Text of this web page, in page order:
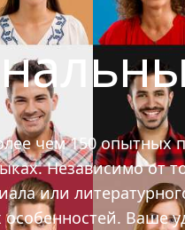
чем 150 опытных
Независимо от
или
Ваше